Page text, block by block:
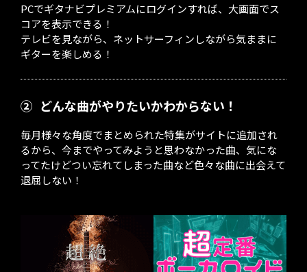
PCでギタナビプレミアムにログインすれば、大画面でス
コアを表示できる！
テレビを見ながら、ネットサーフィンしながら気ままに
ギターを楽しめる！
② どんな曲がやりたいかわからない！
毎月様々な角度でまとめられた特集がサイトに追加され
るから、今までやってみようと思わなかった曲、気にな
ってたけどつい忘れてしまった曲など色々な曲に出会えて
退屈しない！